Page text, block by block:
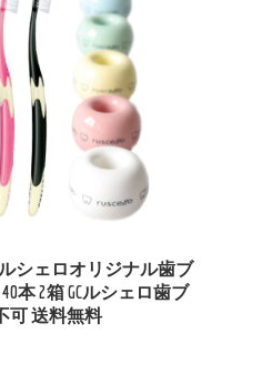
シェロオリジナル歯ブ
本 2箱 GCルシェロ歯ブ
可 送料無料